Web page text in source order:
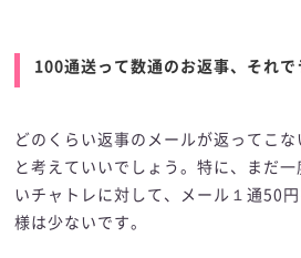
100通送って数通のお返事、それで
どのくらい返事のメールが返ってこ
と考えていいでしょう。特に、まだ
いチャトレに対して、メール１通50
様は少ないです。